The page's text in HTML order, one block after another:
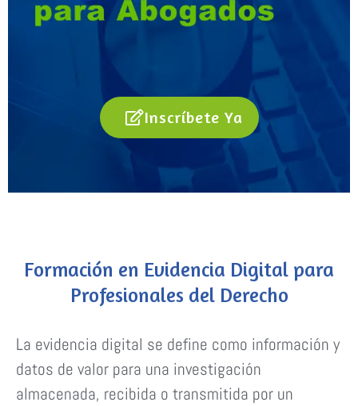
Inscríbete Ya
Formación en Evidencia Digital para
Profesionales del Derecho
La evidencia digital se define como información y
datos de valor para una investigación
almacenada, recibida o transmitida por un